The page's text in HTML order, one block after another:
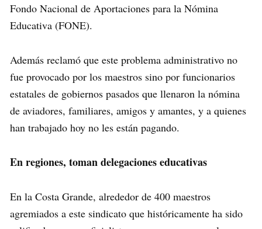
Fondo Nacional de Aportaciones para la Nómina
Educativa (FONE).
Además reclamó que este problema administrativo no
fue provocado por los maestros sino por funcionarios
estatales de gobiernos pasados que llenaron la nómina
de aviadores, familiares, amigos y amantes, y a quienes
han trabajado hoy no les están pagando.
En regiones, toman delegaciones educativas
En la Costa Grande, alrededor de 400 maestros
agremiados a este sindicato que históricamente ha sido